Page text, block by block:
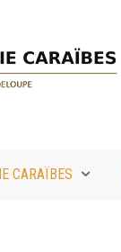
CARAÏBES